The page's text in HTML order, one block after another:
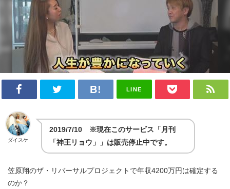
LINE
ダイスケ
2019/7/10 ※現在このサービス「月刊
「神王リョウ」」は販売停止中です。
笠原翔のザ・リバーサルプロジェクトで年収4200万円は確定する
のか？